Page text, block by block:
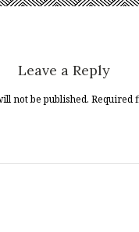
Leave a Reply
not be published. Required